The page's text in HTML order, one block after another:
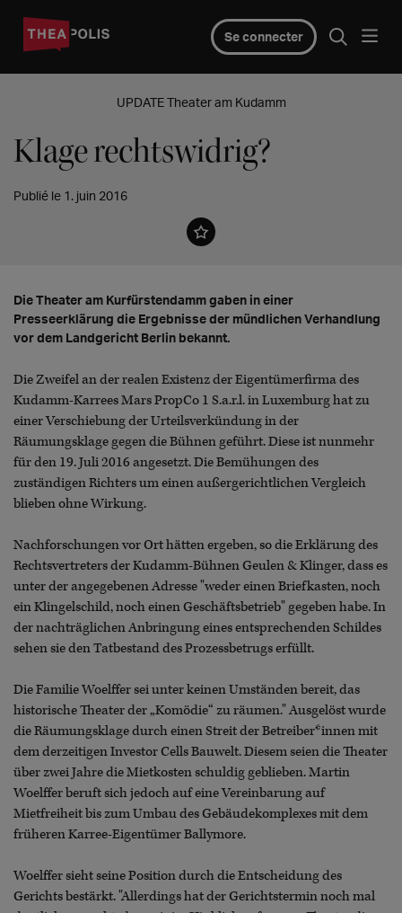
Se connecter
UPDATE Theater am Kudamm
Klage rechtswidrig?
Publié le 1. juin 2016
Die Theater am Kurfürstendamm gaben in einer
Presseerklärung die Ergebnisse der mündlichen Verhandlung
vor dem Landgericht Berlin bekannt.
Die Zweifel an der realen Existenz der Eigentümerfirma des
Kudamm-Karrees Mars PropCo 1 S.a.r.l. in Luxemburg hat zu
einer Verschiebung der Urteilsverkündung in der
Räumungsklage gegen die Bühnen geführt. Diese ist nunmehr
für den 19. Juli 2016 angesetzt. Die Bemühungen des
zuständigen Richters um einen außergerichtlichen Vergleich
blieben ohne Wirkung.
Nachforschungen vor Ort hätten ergeben, so die Erklärung des
Rechtsvertreters der Kudamm-Bühnen Geulen & Klinger, dass es
unter der angegebenen Adresse "weder einen Briefkasten, noch
ein Klingelschild, noch einen Geschäftsbetrieb" gegeben habe. In
der nachträglichen Anbringung eines entsprechenden Schildes
sehen sie den Tatbestand des Prozessbetrugs erfüllt.
Die Familie Woelffer sei unter keinen Umständen bereit, das
historische Theater der „Komödie“ zu räumen." Ausgelöst wurde
die Räumungsklage durch einen Streit der Betreiber*innen mit
dem derzeitigen Investor Cells Bauwelt. Diesem seien die Theater
über zwei Jahre die Mietkosten schuldig geblieben. Martin
Woelffer beruft sich jedoch auf eine Vereinbarung auf
Mietfreiheit bis zum Umbau des Gebäudekomplexes mit dem
früheren Karree-Eigentümer Ballymore.
Woelffer sieht seine Position durch die Entscheidung des
Gerichts bestärkt. "Allerdings hat der Gerichtstermin noch mal